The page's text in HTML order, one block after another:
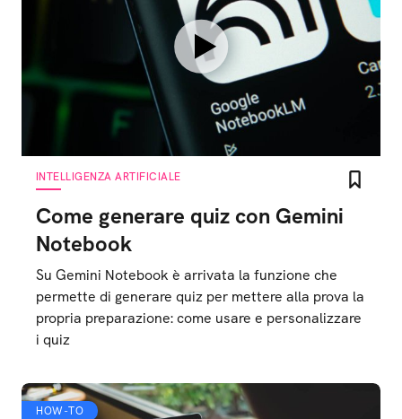
INTELLIGENZA ARTIFICIALE
Come generare quiz con Gemini
Notebook
Su Gemini Notebook è arrivata la funzione che
permette di generare quiz per mettere alla prova la
propria preparazione: come usare e personalizzare
i quiz
HOW-TO